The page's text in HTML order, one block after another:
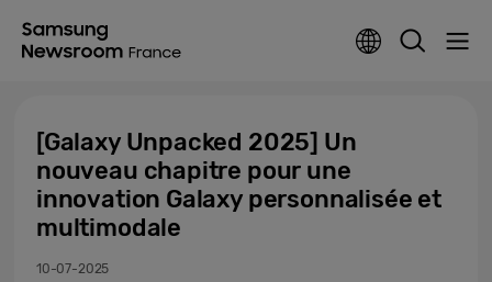
[Galaxy Unpacked 2025] Un
nouveau chapitre pour une
innovation Galaxy personnalisée et
multimodale
10-07-2025